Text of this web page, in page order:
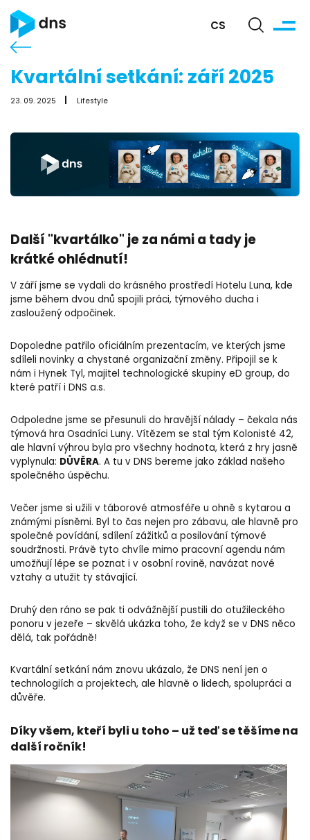
CS
Kvartální setkání: září 2025
23. 09. 2025 Lifestyle
Další "kvartálko" je za námi a tady je
krátké ohlédnutí!
V září jsme se vydali do krásného prostředí Hotelu Luna, kde
jsme během dvou dnů spojili práci, týmového ducha i
zasloužený odpočinek.
Dopoledne patřilo oficiálním prezentacím, ve kterých jsme
sdíleli novinky a chystané organizační změny. Připojil se k
nám i Hynek Tyl, majitel technologické skupiny eD group, do
které patří i DNS a.s.
Odpoledne jsme se přesunuli do hravější nálady – čekala nás
týmová hra Osadníci Luny. Vítězem se stal tým Kolonisté 42,
ale hlavní výhrou byla pro všechny hodnota, která z hry jasně
vyplynula: DŮVĚRA. A tu v DNS bereme jako základ našeho
společného úspěchu.
Večer jsme si užili v táborové atmosféře u ohně s kytarou a
známými písněmi. Byl to čas nejen pro zábavu, ale hlavně pro
společné povídání, sdílení zážitků a posilování týmové
soudržnosti. Právě tyto chvíle mimo pracovní agendu nám
umožňují lépe se poznat i v osobní rovině, navázat nové
vztahy a utužit ty stávající.
Druhý den ráno se pak ti odvážnější pustili do otužileckého
ponoru v jezeře – skvělá ukázka toho, že když se v DNS něco
dělá, tak pořádně!
Kvartální setkání nám znovu ukázalo, že DNS není jen o
technologiích a projektech, ale hlavně o lidech, spolupráci a
důvěře.
Díky všem, kteří byli u toho – už teď se těšíme na
další ročník!